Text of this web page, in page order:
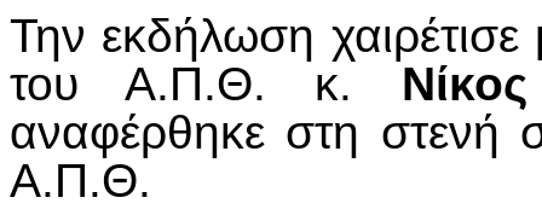
Την εκδήλωση χαιρέτισε
του Α.Π.Θ. κ.
αναφέρθηκε στη στενή
Α.Π.Θ.